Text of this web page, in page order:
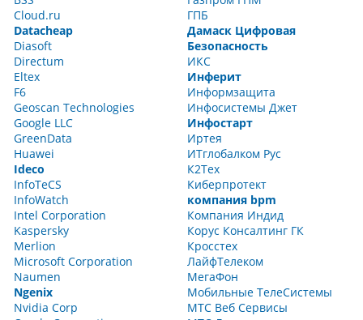
Cloud.ru
Datacheap
Diasoft
Directum
Eltex
F6
Geoscan Technologies
Google LLC
GreenData
Huawei
Ideco
InfoTeCS
InfoWatch
Intel Corporation
Kaspersky
Merlion
Microsoft Corporation
Naumen
Ngenix
Nvidia Corp
ГПБ
Дамаск Цифровая
Безопасность
ИКС
Инферит
Информзащита
Инфосистемы Джет
Инфостарт
Иртея
ИТглобалком Рус
К2Тех
Киберпротект
компания bpm
Компания Индид
Корус Консалтинг ГК
Кросстех
ЛайфТелеком
МегаФон
Мобильные ТелеСистемы
МТС Веб Сервисы